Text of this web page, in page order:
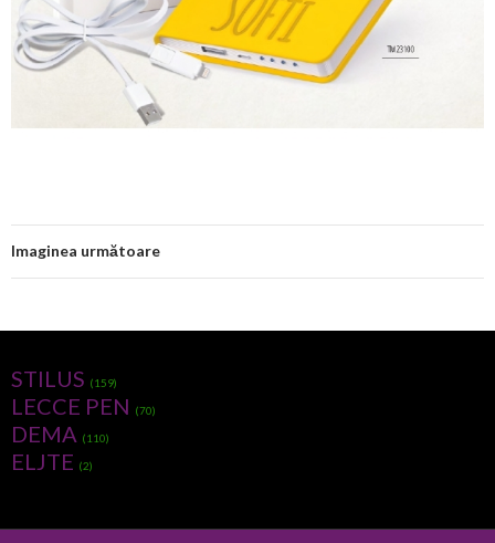
Imaginea următoare
STILUS (159)
LECCE PEN (70)
DEMA (110)
ELJTE (2)